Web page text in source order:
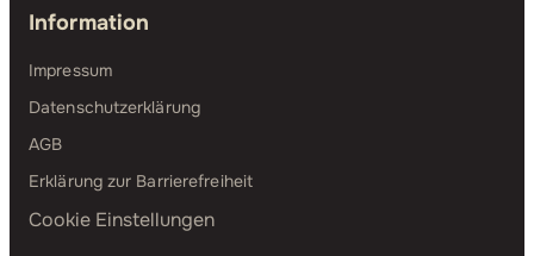
Information
Impressum
Datenschutzerklärung
AGB
Erklärung zur Barrierefreiheit
Cookie Einstellungen